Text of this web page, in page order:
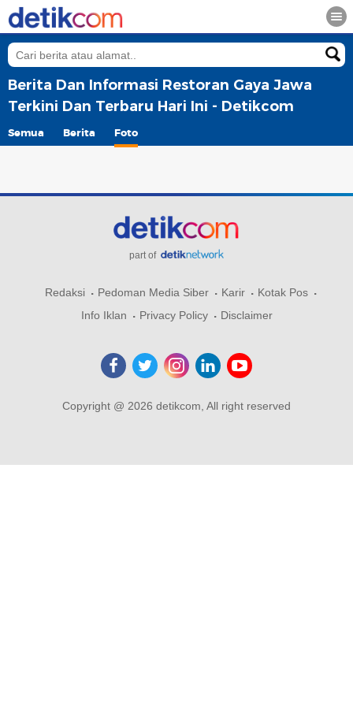
Berita Dan Informasi Restoran Gaya Jawa
Terkini Dan Terbaru Hari Ini - Detikcom
Semua Berita Foto
part of
Redaksi Pedoman Media Siber Karir
Kotak Pos
Info Iklan
Privacy Policy Disclaimer
Copyright @ 2026 detikcom, All right reserved